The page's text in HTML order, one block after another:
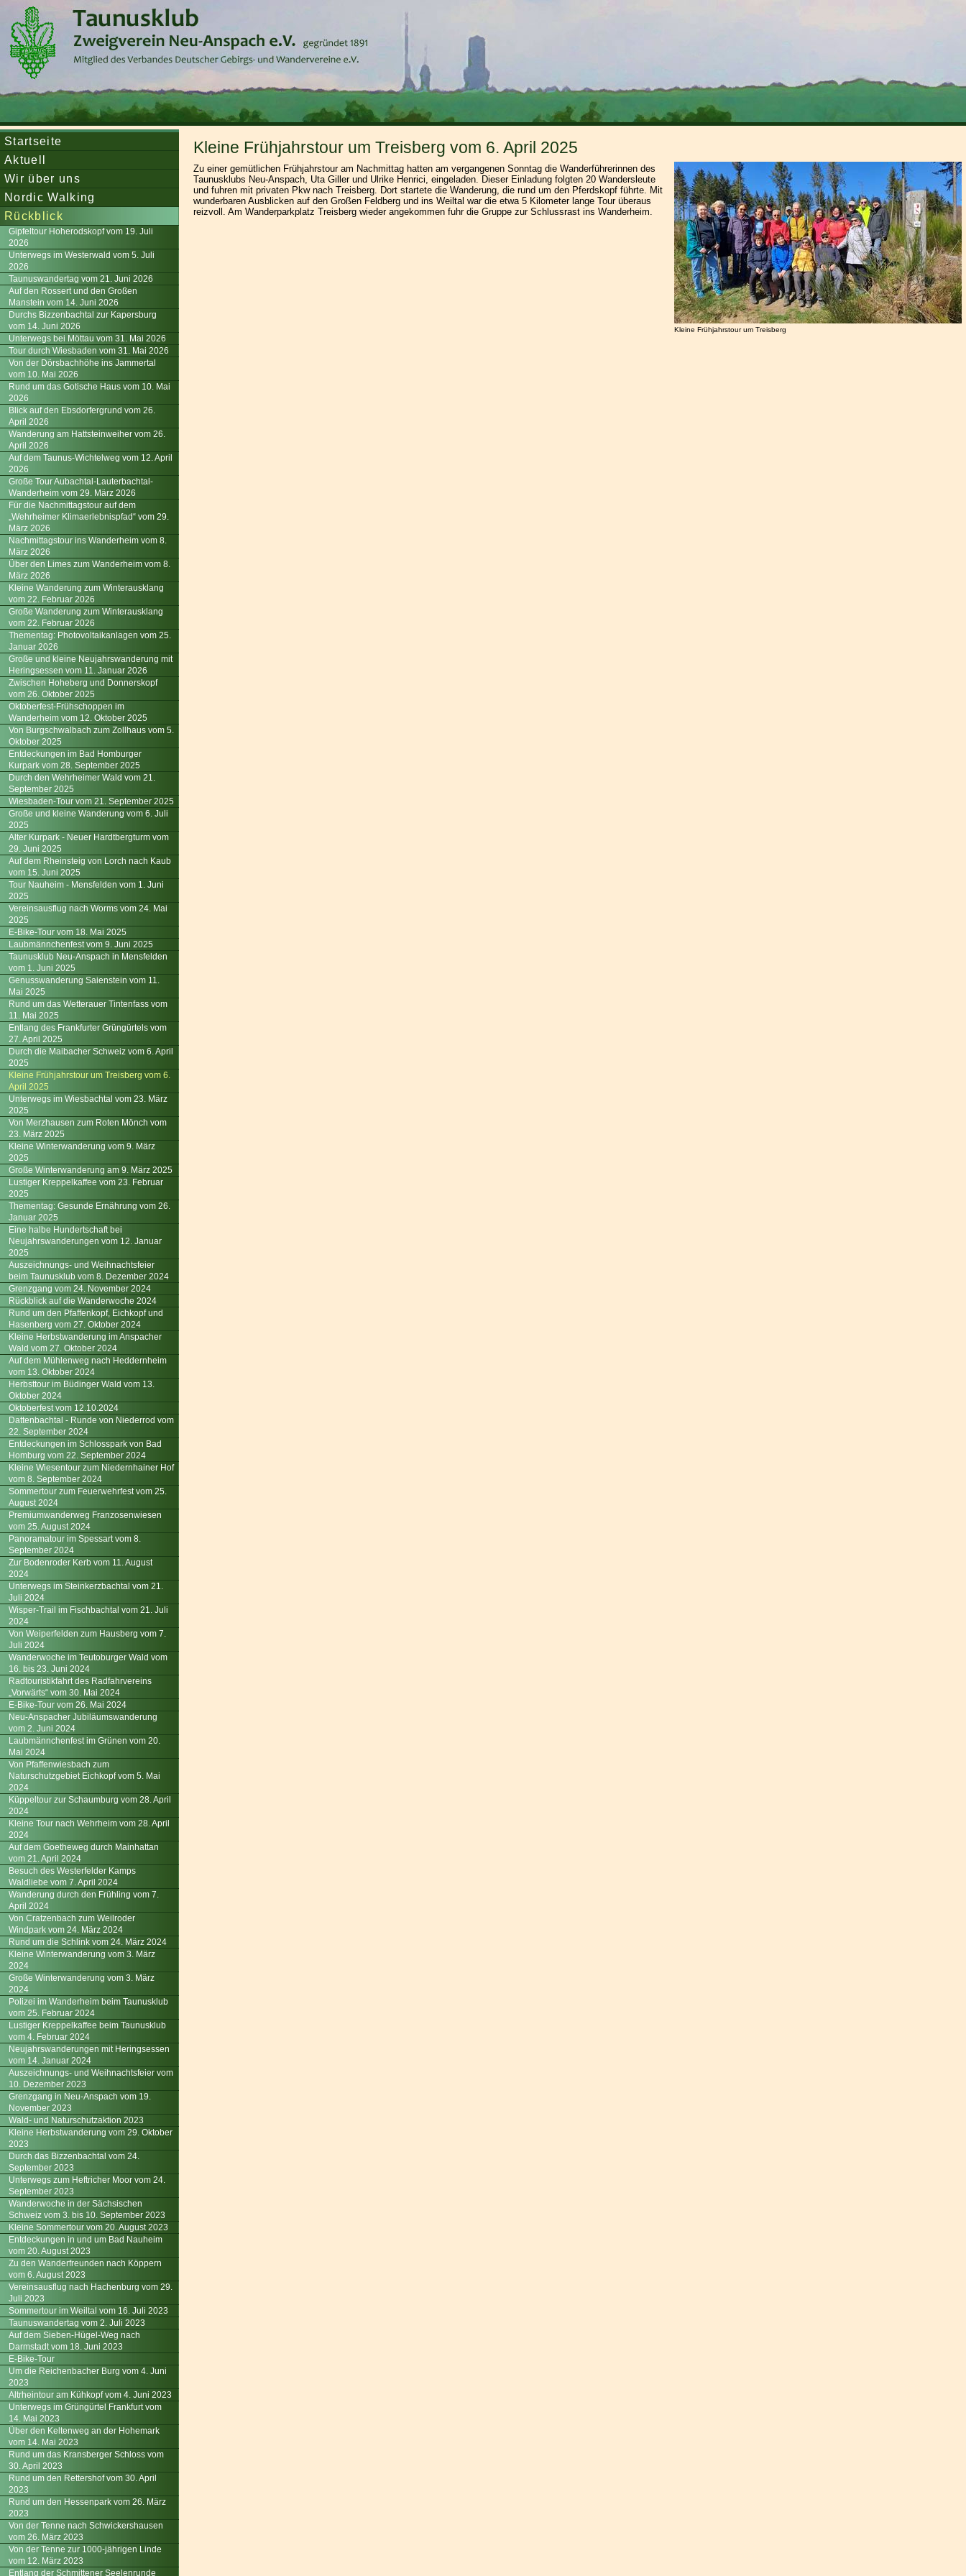
Startseite
Aktuell
Wir über uns
Nordic Walking
Rückblick
Gipfeltour Hoherodskopf vom 19. Juli
2026
Unterwegs im Westerwald vom 5. Juli
2026
Taunuswandertag vom 21. Juni 2026
Auf den Rossert und den Großen
Manstein vom 14. Juni 2026
Durchs Bizzenbachtal zur Kapersburg
vom 14. Juni 2026
Unterwegs bei Möttau vom 31. Mai 2026
Tour durch Wiesbaden vom 31. Mai 2026
Von der Dörsbachhöhe ins Jammertal
vom 10. Mai 2026
Rund um das Gotische Haus vom 10. Mai
2026
Blick auf den Ebsdorfergrund vom 26.
April 2026
Wanderung am Hattsteinweiher vom 26.
April 2026
Auf dem Taunus-Wichtelweg vom 12. April
2026
Große Tour Aubachtal-Lauterbachtal-
Wanderheim vom 29. März 2026
Für die Nachmittagstour auf dem
„Wehrheimer Klimaerlebnispfad“ vom 29.
März 2026
Nachmittagstour ins Wanderheim vom 8.
März 2026
Über den Limes zum Wanderheim vom 8.
März 2026
Kleine Wanderung zum Winterausklang
vom 22. Februar 2026
Große Wanderung zum Winterausklang
vom 22. Februar 2026
Thementag: Photovoltaikanlagen vom 25.
Januar 2026
Große und kleine Neujahrswanderung mit
Heringsessen vom 11. Januar 2026
Zwischen Hoheberg und Donnerskopf
vom 26. Oktober 2025
Oktoberfest-Frühschoppen im
Wanderheim vom 12. Oktober 2025
Von Burgschwalbach zum Zollhaus vom 5.
Oktober 2025
Entdeckungen im Bad Homburger
Kurpark vom 28. September 2025
Durch den Wehrheimer Wald vom 21.
September 2025
Wiesbaden-Tour vom 21. September 2025
Große und kleine Wanderung vom 6. Juli
2025
Alter Kurpark - Neuer Hardtbergturm vom
29. Juni 2025
Auf dem Rheinsteig von Lorch nach Kaub
vom 15. Juni 2025
Tour Nauheim - Mensfelden vom 1. Juni
2025
Vereinsausflug nach Worms vom 24. Mai
2025
E-Bike-Tour vom 18. Mai 2025
Laubmännchenfest vom 9. Juni 2025
Taunusklub Neu-Anspach in Mensfelden
vom 1. Juni 2025
Genusswanderung Saienstein vom 11.
Mai 2025
Rund um das Wetterauer Tintenfass vom
11. Mai 2025
Entlang des Frankfurter Grüngürtels vom
27. April 2025
Durch die Maibacher Schweiz vom 6. April
2025
Kleine Frühjahrstour um Treisberg vom 6.
April 2025
Unterwegs im Wiesbachtal vom 23. März
2025
Von Merzhausen zum Roten Mönch vom
23. März 2025
Kleine Winterwanderung vom 9. März
2025
Große Winterwanderung am 9. März 2025
Lustiger Kreppelkaffee vom 23. Februar
2025
Thementag: Gesunde Ernährung vom 26.
Januar 2025
Eine halbe Hundertschaft bei
Neujahrswanderungen vom 12. Januar
2025
Auszeichnungs- und Weihnachtsfeier
beim Taunusklub vom 8. Dezember 2024
Grenzgang vom 24. November 2024
Rückblick auf die Wanderwoche 2024
Rund um den Pfaffenkopf, Eichkopf und
Hasenberg vom 27. Oktober 2024
Kleine Herbstwanderung im Anspacher
Wald vom 27. Oktober 2024
Auf dem Mühlenweg nach Heddernheim
vom 13. Oktober 2024
Herbsttour im Büdinger Wald vom 13.
Oktober 2024
Oktoberfest vom 12.10.2024
Dattenbachtal - Runde von Niederrod vom
22. September 2024
Entdeckungen im Schlosspark von Bad
Homburg vom 22. September 2024
Kleine Wiesentour zum Niedernhainer Hof
vom 8. September 2024
Sommertour zum Feuerwehrfest vom 25.
August 2024
Premiumwanderweg Franzosenwiesen
vom 25. August 2024
Panoramatour im Spessart vom 8.
September 2024
Zur Bodenroder Kerb vom 11. August
2024
Unterwegs im Steinkerzbachtal vom 21.
Juli 2024
Wisper-Trail im Fischbachtal vom 21. Juli
2024
Von Weiperfelden zum Hausberg vom 7.
Juli 2024
Wanderwoche im Teutoburger Wald vom
16. bis 23. Juni 2024
Radtouristikfahrt des Radfahrvereins
„Vorwärts“ vom 30. Mai 2024
E-Bike-Tour vom 26. Mai 2024
Neu-Anspacher Jubiläumswanderung
vom 2. Juni 2024
Laubmännchenfest im Grünen vom 20.
Mai 2024
Von Pfaffenwiesbach zum
Naturschutzgebiet Eichkopf vom 5. Mai
2024
Küppeltour zur Schaumburg vom 28. April
2024
Kleine Tour nach Wehrheim vom 28. April
2024
Auf dem Goetheweg durch Mainhattan
vom 21. April 2024
Besuch des Westerfelder Kamps
Waldliebe vom 7. April 2024
Wanderung durch den Frühling vom 7.
April 2024
Von Cratzenbach zum Weilroder
Windpark vom 24. März 2024
Rund um die Schlink vom 24. März 2024
Kleine Winterwanderung vom 3. März
2024
Große Winterwanderung vom 3. März
2024
Polizei im Wanderheim beim Taunusklub
vom 25. Februar 2024
Lustiger Kreppelkaffee beim Taunusklub
vom 4. Februar 2024
Neujahrswanderungen mit Heringsessen
vom 14. Januar 2024
Auszeichnungs- und Weihnachtsfeier vom
10. Dezember 2023
Grenzgang in Neu-Anspach vom 19.
November 2023
Wald- und Naturschutzaktion 2023
Kleine Herbstwanderung vom 29. Oktober
2023
Durch das Bizzenbachtal vom 24.
September 2023
Unterwegs zum Heftricher Moor vom 24.
September 2023
Wanderwoche in der Sächsischen
Schweiz vom 3. bis 10. September 2023
Kleine Sommertour vom 20. August 2023
Entdeckungen in und um Bad Nauheim
vom 20. August 2023
Zu den Wanderfreunden nach Köppern
vom 6. August 2023
Vereinsausflug nach Hachenburg vom 29.
Juli 2023
Sommertour im Weiltal vom 16. Juli 2023
Taunuswandertag vom 2. Juli 2023
Auf dem Sieben-Hügel-Weg nach
Darmstadt vom 18. Juni 2023
E-Bike-Tour
Um die Reichenbacher Burg vom 4. Juni
2023
Altrheintour am Kühkopf vom 4. Juni 2023
Unterwegs im Grüngürtel Frankfurt vom
14. Mai 2023
Über den Keltenweg an der Hohemark
vom 14. Mai 2023
Rund um das Kransberger Schloss vom
30. April 2023
Rund um den Rettershof vom 30. April
2023
Rund um den Hessenpark vom 26. März
2023
Von der Tenne nach Schwickershausen
vom 26. März 2023
Von der Tenne zur 1000-jährigen Linde
vom 12. März 2023
Entlang der Schmittener Seelenrunde
Kleine Frühjahrstour um Treisberg vom 6. April 2025
Kleine Frühjahrstour um Treisberg
Zu einer gemütlichen Frühjahrstour am Nachmittag hatten am vergangenen Sonntag die Wanderführerinnen des
Taunusklubs Neu-Anspach, Uta Giller und Ulrike Henrici, eingeladen. Dieser Einladung folgten 20 Wandersleute
und fuhren mit privaten Pkw nach Treisberg. Dort startete die Wanderung, die rund um den Pferdskopf führte. Mit
wunderbaren Ausblicken auf den Großen Feldberg und ins Weiltal war die etwa 5 Kilometer lange Tour überaus
reizvoll. Am Wanderparkplatz Treisberg wieder angekommen fuhr die Gruppe zur Schlussrast ins Wanderheim.